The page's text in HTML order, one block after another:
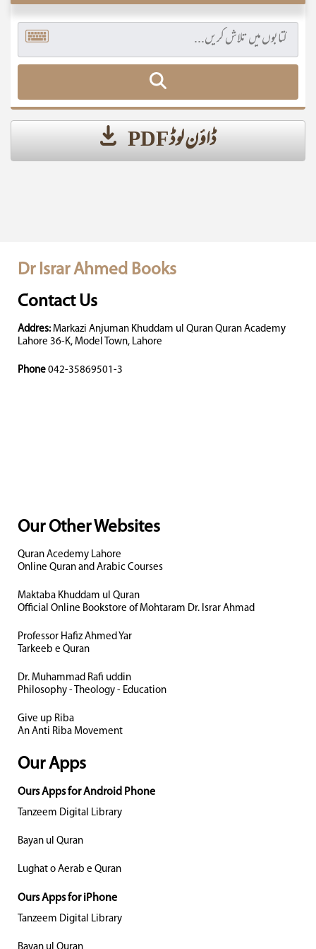
ڈاؤن لوڈ PDF
Dr Israr Ahmed Books
Contact Us
Addres: Markazi Anjuman Khuddam ul Quran Quran Academy
Lahore 36-K, Model Town, Lahore
Phone 042-35869501-3
Our Other Websites
Quran Acedemy Lahore
Online Quran and Arabic Courses
Maktaba Khuddam ul Quran
Official Online Bookstore of Mohtaram Dr. Israr Ahmad
Professor Hafiz Ahmed Yar
Tarkeeb e Quran
Dr. Muhammad Rafi uddin
Philosophy - Theology - Education
Give up Riba
An Anti Riba Movement
Our Apps
Ours Apps for Android Phone
Tanzeem Digital Library
Bayan ul Quran
Lughat o Aerab e Quran
Ours Apps for iPhone
Tanzeem Digital Library